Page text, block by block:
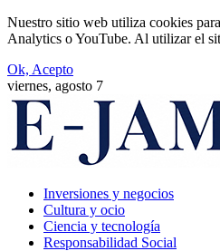
Nuestro sitio web utiliza cookies
Analytics o YouTube. Al utilizar el
Ok, Acepto
viernes, agosto 7
Inversiones y negocios
Cultura y ocio
Ciencia y tecnología
Responsabilidad Social